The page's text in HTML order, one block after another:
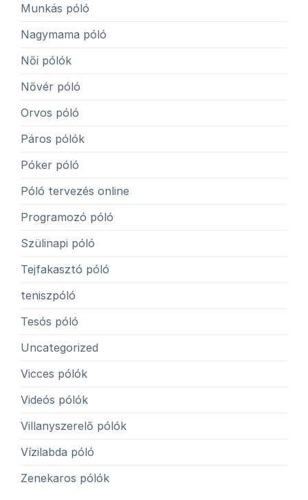
Munkás póló
Nagymama póló
Női pólók
Nővér póló
Orvos póló
Páros pólók
Póker póló
Póló tervezés online
Programozó póló
Szülinapi póló
Tejfakasztó póló
teniszpóló
Tesós póló
Uncategorized
Vicces pólók
Videós pólók
Villanyszerelő pólók
Vízilabda póló
Zenekaros pólók